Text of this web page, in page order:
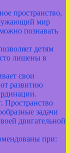
пространство,
мир
познавать
детям
лишены в
свои
развитию
Пространство
задачи
двигательной
при: